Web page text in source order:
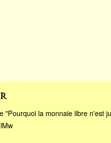
la monnaie libre n'est